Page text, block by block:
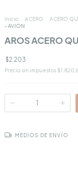
Inicio ACERO ACERO
- AVION
AROS ACERO
$2.203
Precio sin impuestos
MEDIOS DE ENVÍO